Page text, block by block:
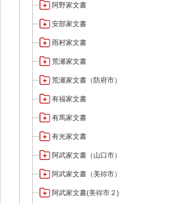
阿野家文書
安部家文書
雨村家文書
荒瀬家文書
荒瀬家文書（防府市）
有福家文書
有馬家文書
有光家文書
阿武家文書（山口市）
阿武家文書（美祢市）
阿武家文書(美祢市２)